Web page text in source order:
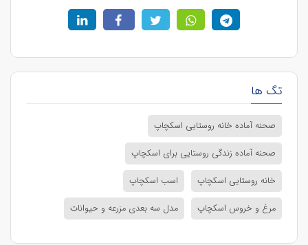
تگ ها
صحنه آماده خانه روستایی اسکچاپ
صحنه آماده زندگی روستایی برای اسکچاپ
خانه روستایی اسکچاپ
اسب اسکچاپ
مرغ و خروس اسکچاپ
مدل سه بعدی مزرعه و حیوانات